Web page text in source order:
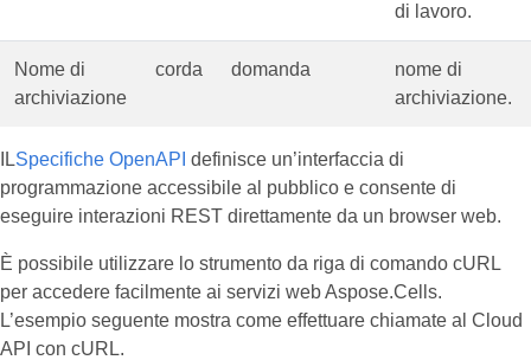
di lavoro.
Nome di
archiviazione
corda domanda
nome di
archiviazione.
ILSpecifiche OpenAPI definisce un’interfaccia di
programmazione accessibile al pubblico e consente di
eseguire interazioni REST direttamente da un browser web.
È possibile utilizzare lo strumento da riga di comando cURL
per accedere facilmente ai servizi web Aspose.Cells.
L’esempio seguente mostra come effettuare chiamate al Cloud
API con cURL.